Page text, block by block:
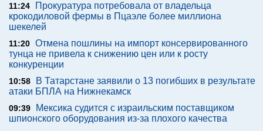
11:24
Прокуратура потребовала от владельца
крокодиловой фермы в Пцаэле более миллиона
шекелей
11:20 Отмена пошлины на импорт консервированного
тунца не привела к снижению цен или к росту
конкуренции
10:58
В Татарстане заявили о 13 погибших в результате
атаки БПЛА на Нижнекамск
09:39
Мексика судится с израильским поставщиком
шпионского оборудования из-за плохого качества